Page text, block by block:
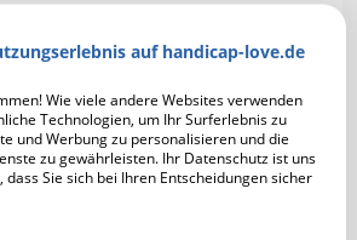
auf handicap-love.de
Wie viele andere Websites verwenden
Technologien, um Ihr Surferlebnis zu
und Werbung zu personalisieren und die
zu gewährleisten. Ihr Datenschutz ist uns
Sie sich bei Ihren Entscheidungen sicher
Kinder co
Raucher co
Alkohol co